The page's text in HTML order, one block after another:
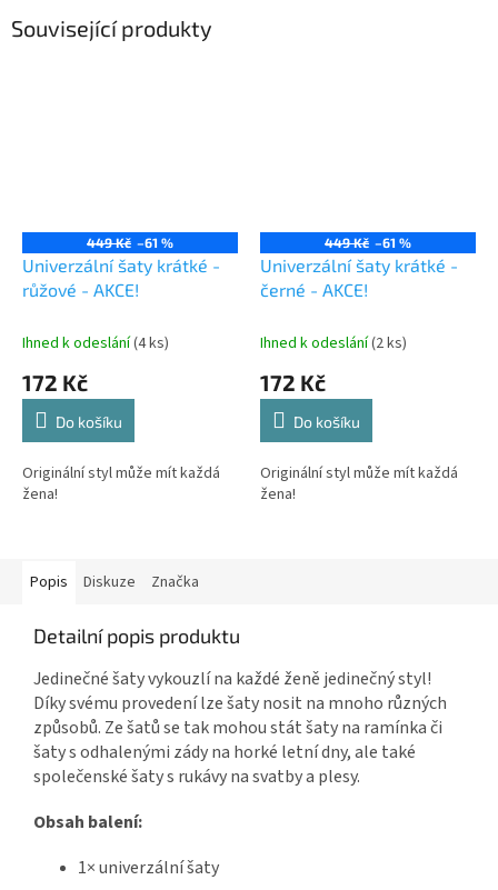
Související produkty
449 Kč –61 %
Univerzální šaty krátké -
růžové - AKCE!
Ihned k odeslání(4 ks)
172 Kč
Do košíku
Originální styl může mít každá
žena!
449 Kč –61 %
Univerzální šaty krátké -
černé - AKCE!
Ihned k odeslání(2 ks)
172 Kč
Do košíku
Originální styl může mít každá
žena!
Popis Diskuze Značka
Detailní popis produktu
Jedinečné šaty vykouzlí na každé ženě jedinečný styl!
Díky svému provedení lze šaty nosit na mnoho různých
způsobů. Ze šatů se tak mohou stát šaty na ramínka či
šaty s odhalenými zády na horké letní dny, ale také
společenské šaty s rukávy na svatby a plesy.
Obsah balení:
1× univerzální šaty